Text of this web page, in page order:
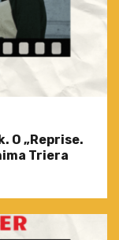
O „Reprise.
Triera